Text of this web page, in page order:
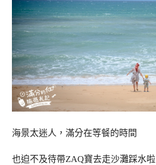
海景太迷人，滿分在等餐的時間
也迫不及待帶ZAQ寶去走沙灘踩水啦